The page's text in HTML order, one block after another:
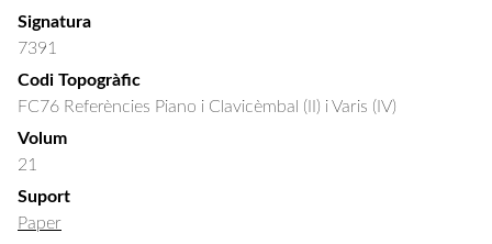
Signatura
7391
Codi Topogràfic
FC76 Referències Piano i Clavicèmbal (II) i Varis (IV)
Volum
21
Suport
Paper